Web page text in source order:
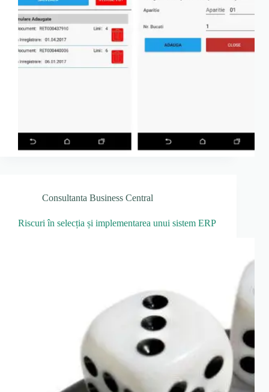
Consultanta Business Central
Riscuri în selecția și implementarea unui sistem ERP